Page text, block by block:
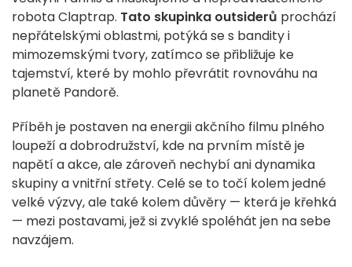
robota Claptrap. Tato skupinka outsiderů prochází
nepřátelskými oblastmi, potýká se s bandity i
mimozemskými tvory, zatímco se přibližuje ke
tajemství, které by mohlo převrátit rovnováhu na
planetě Pandorě.
Příběh je postaven na energii akčního filmu plného
loupeží a dobrodružství, kde na prvním místě je
napětí a akce, ale zároveň nechybí ani dynamika
skupiny a vnitřní střety. Celé se to točí kolem jedné
velké výzvy, ale také kolem důvěry — která je křehká
— mezi postavami, jež si zvyklé spoléhát jen na sebe
navzájem.